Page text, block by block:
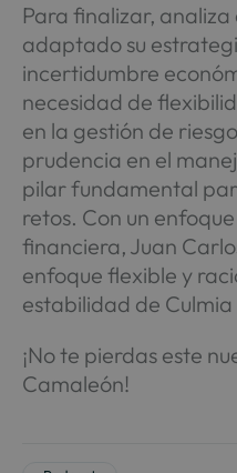
Para finalizar, analiza
adaptado su
incertidumbre
necesidad de
en la gestión de
prudencia en el
pilar fundamental
retos. Con un
financiera, Juan
enfoque flexible y
estabilidad de
¡No te pierdas este
Camaleón!